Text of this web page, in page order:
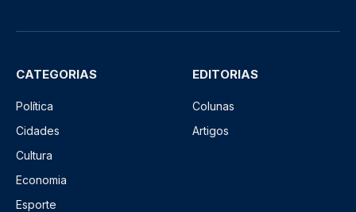
CATEGORIAS
Política
Cidades
Cultura
Economia
Esporte
EDITORIAS
Colunas
Artigos